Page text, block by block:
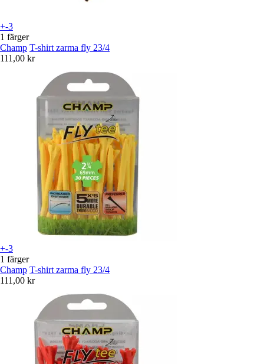
+-3
1 färger
Champ T-shirt zarma fly 23/4
111,00 kr
+-3
1 färger
Champ T-shirt zarma fly 23/4
111,00 kr